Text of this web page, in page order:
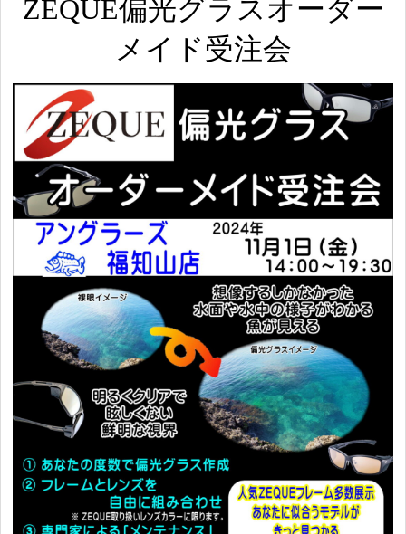
ZEQUE偏光グラスオーダー
メイド受注会